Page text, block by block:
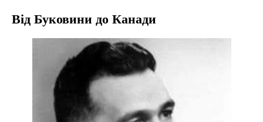
Від Буковини до Канади